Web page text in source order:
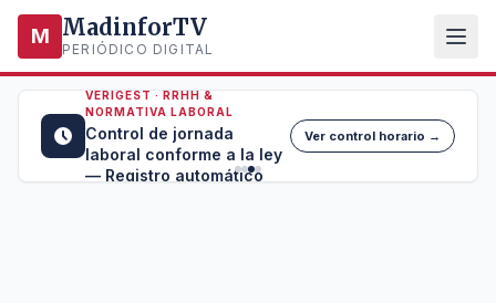
M MadinforTV
PERIÓDICO DIGITAL
VERIGEST · RRHH &
NORMATIVA LABORAL
Control de jornada
laboral conforme a la ley
— Registro automático
Ver control horario →